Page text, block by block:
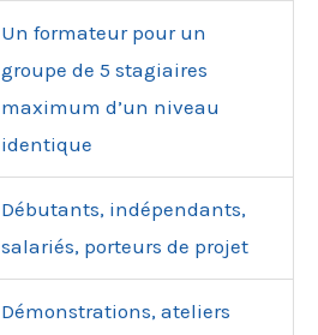
Un formateur pour un
groupe de 5 stagiaires
maximum d’un niveau
identique
Débutants, indépendants,
salariés, porteurs de projet
Démonstrations, ateliers